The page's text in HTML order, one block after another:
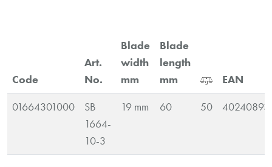
Code
Art.
No.
Blade
width
mm
Blade
length
mm
EAN
01664301000
SB
1664-
10-3
19 mm 60 50